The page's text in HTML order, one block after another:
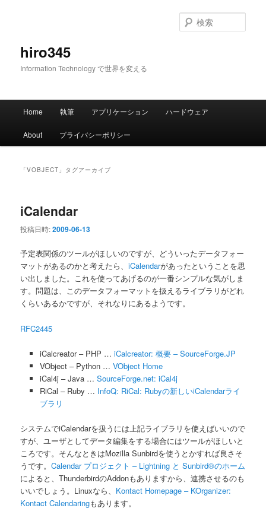
hiro345
Information Technology で世界を変える
索
メ
Home 執筆 アプリケーション ハードウェア
About プライバシーポリシー
「VOBJECT 」タグアーカイブ
iCalendar
投稿日時:2009-06-13
予定表関係のツールがほしいのですが、どういったデータフォー
マットがあるのかと考えたら、iCalendarがあったということを思
い出しました。これを使ってあげるのが一番シンプルな気がしま
す。問題は、このデータフォーマットを扱えるライブラリがどれ
くらいあるかですが、それなりにあるようです。
RFC2445
iCalcreator – PHP … iCalcreator: 概要 – SourceForge.JP
VObject – Python … VObject Home
iCal4j – Java … SourceForge.net: iCal4j
RiCal – Ruby … InfoQ: RiCal: Rubyの新しいiCalendarライ
ブラリ
システムでiCalendarを扱うには上記ライブラリを使えばいいので
すが、ユーザとしてデータ編集をする場合にはツールがほしいと
ころです。そんなときはMozilla Sunbirdを使うとかすれば良さそ
うです。Calendar プロジェクト – Lightning と Sunbird®のホーム
によると、ThunderbirdのAddonもありますから、連携させるのも
いいでしょう。Linuxなら、 Kontact Homepage – KOrganizer:
Kontact Calendaringもあります。